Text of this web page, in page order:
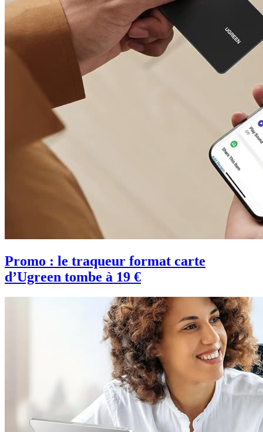
Promo : le traqueur format carte
d’Ugreen tombe à 19 €